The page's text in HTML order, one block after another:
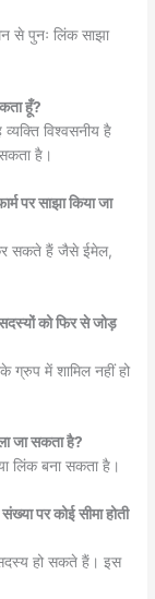
से पुनः लिंक साझा
हूँ?
विश्वसनीय है
है।
पर साझा किया जा
कर सकते हैं जैसे ईमेल,
को फिर से जोड़
ग्रुप में शामिल नहीं हो
जा सकता है?
लिंक बना सकता है।
पर कोई सीमा होती
हो सकते हैं। इस